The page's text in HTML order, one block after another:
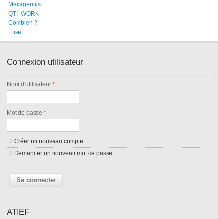
Mecagenius
QTI_WORK
Combien ?
Elise
Connexion utilisateur
Nom d'utilisateur*
Mot de passe*
Créer un nouveau compte
Demander un nouveau mot de passe
ATIEF